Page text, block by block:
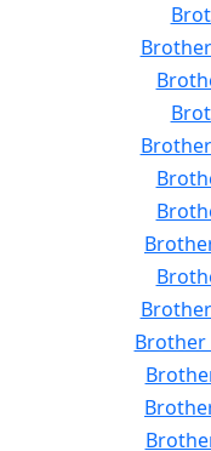
Brother